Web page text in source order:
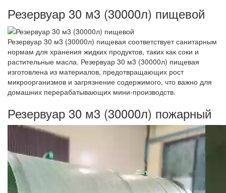
Резервуар 30 м3 (30000л) пищевой
Резервуар 30 м3 (30000л) пищевая соответствует санитарным
нормам для хранения жидких продуктов, таких как соки и
растительные масла. Резервуар 30 м3 (30000л) пищевая
изготовлена из материалов, предотвращающих рост
микроорганизмов и загрязнение содержимого, что важно для
домашних перерабатывающих мини-производств.
Резервуар 30 м3 (30000л) пожарный